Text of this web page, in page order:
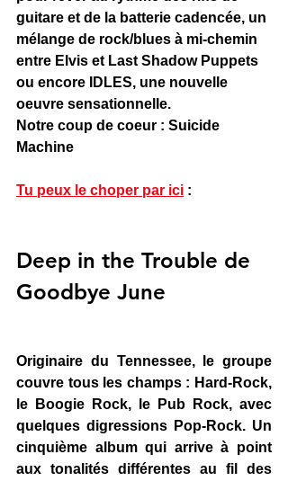
guitare et de la batterie cadencée, un
mélange de rock/blues à mi-chemin
entre Elvis et Last Shadow Puppets
ou encore IDLES, une nouvelle
oeuvre sensationnelle.
Notre coup de coeur : Suicide
Machine
Tu peux le choper par ici :
Deep in the Trouble de
Goodbye June
Originaire du Tennessee, le groupe
couvre tous les champs : Hard-Rock,
le Boogie Rock, le Pub Rock, avec
quelques digressions Pop-Rock. Un
cinquième album qui arrive à point
aux tonalités différentes au fil des